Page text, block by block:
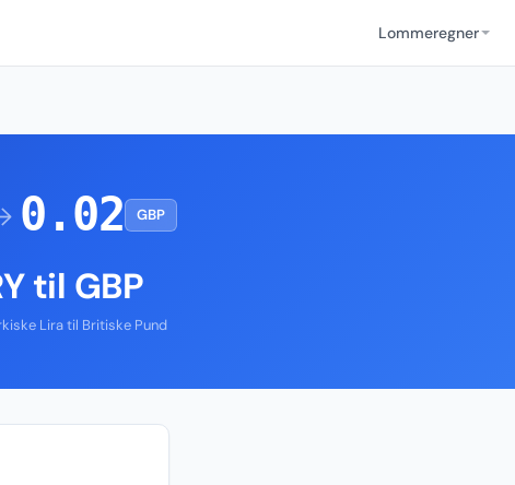
Lommeregner
0.02 GBP
til GBP
Lira til Britiske Pund